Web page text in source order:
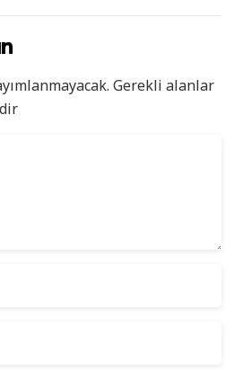
Gerekli alanlar